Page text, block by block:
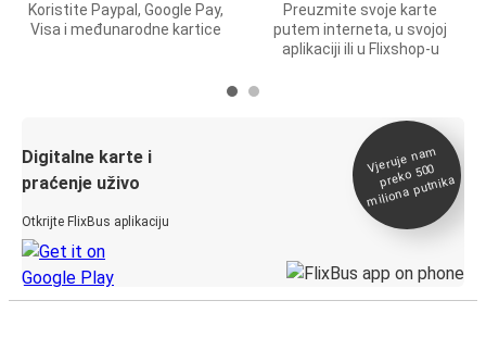
Koristite Paypal, Google Pay,
Visa i međunarodne kartice
Preuzmite svoje karte
putem interneta, u svojoj
aplikaciji ili u Flixshop-u
Digitalne karte i
praćenje uživo
Otkrijte FlixBus aplikaciju
Vjeruje na
m
preko 500
miliona putnika